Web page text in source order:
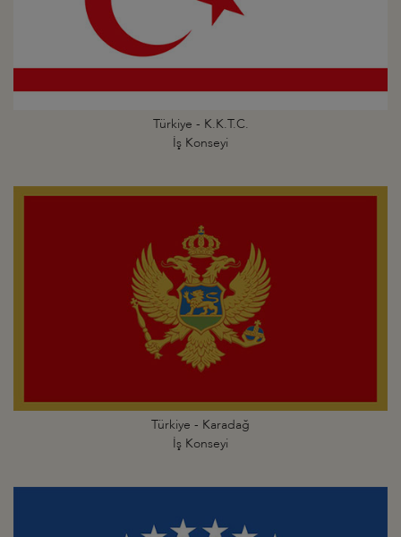
Türkiye - K.K.T.C.
İş Konseyi
Türkiye - Karadağ
İş Konseyi